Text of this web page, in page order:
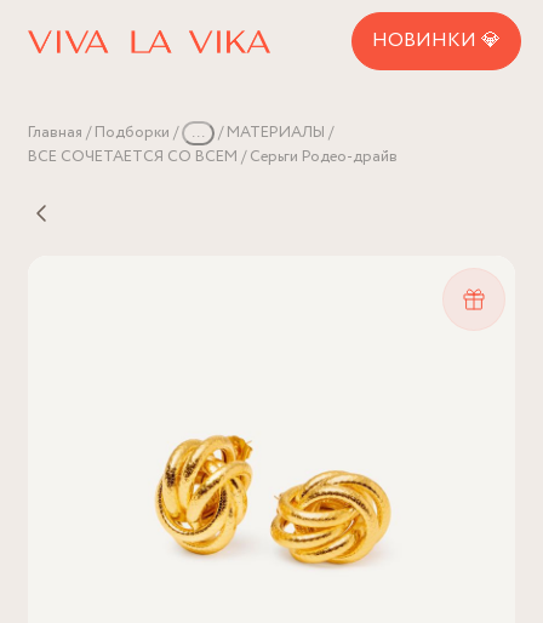
НОВИНКИ 💎
Главная Подборки ...
МАТЕРИАЛЫ
ВСЕ СОЧЕТАЕТСЯ СО ВСЕМ
Серьги Родео-драйв